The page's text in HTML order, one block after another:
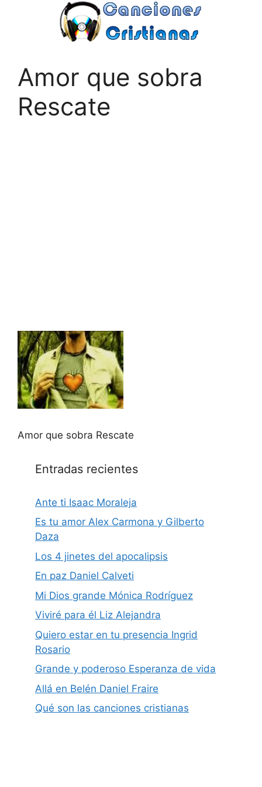
Amor que sobra
Rescate
Amor que sobra Rescate
Entradas recientes
Ante ti Isaac Moraleja
Es tu amor Alex Carmona y Gilberto
Daza
Los 4 jinetes del apocalipsis
En paz Daniel Calveti
Mi Dios grande Mónica Rodríguez
Viviré para él Liz Alejandra
Quiero estar en tu presencia Ingrid
Rosario
Grande y poderoso Esperanza de vida
Allá en Belén Daniel Fraire
Qué son las canciones cristianas